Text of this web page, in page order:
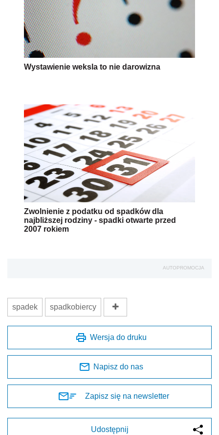
Wystawienie weksla to nie darowizna
Zwolnienie z podatku od spadków dla
najbliższej rodziny - spadki otwarte przed
2007 rokiem
AUTOPROMOCJA
spadek spadkobiercy
Wersja do druku
Napisz do nas
Zapisz się na newsletter
Udostępnij